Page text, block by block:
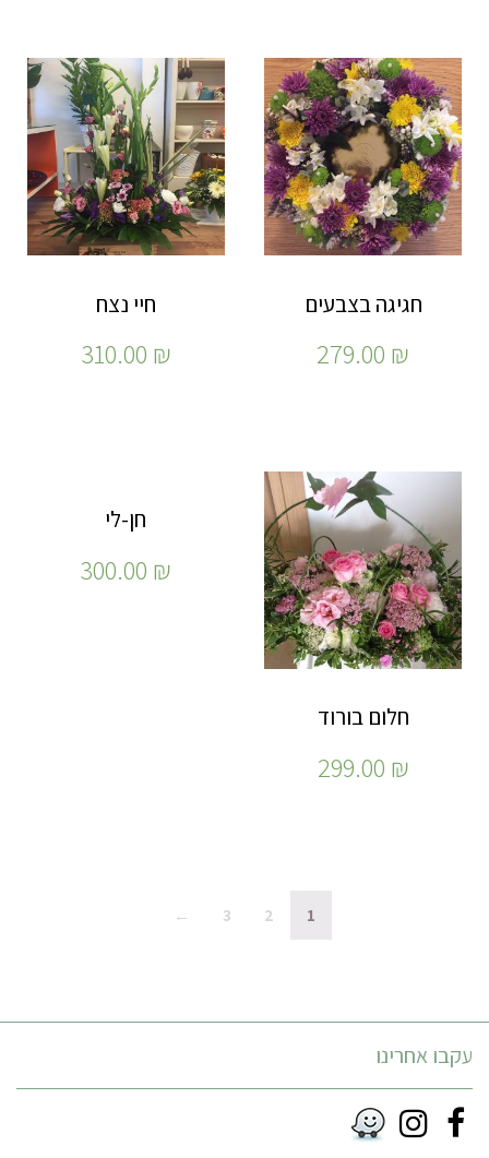
חגיגה בצבעים
279.00 ₪
חיי נצח
310.00 ₪
חלום בורוד
299.00 ₪
חן-לי
300.00 ₪
1
2
3
←
עקבו אחרינו